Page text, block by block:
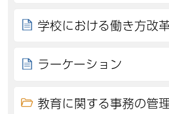
学校における働き方改
ラーケーション
教育に関する事務の管